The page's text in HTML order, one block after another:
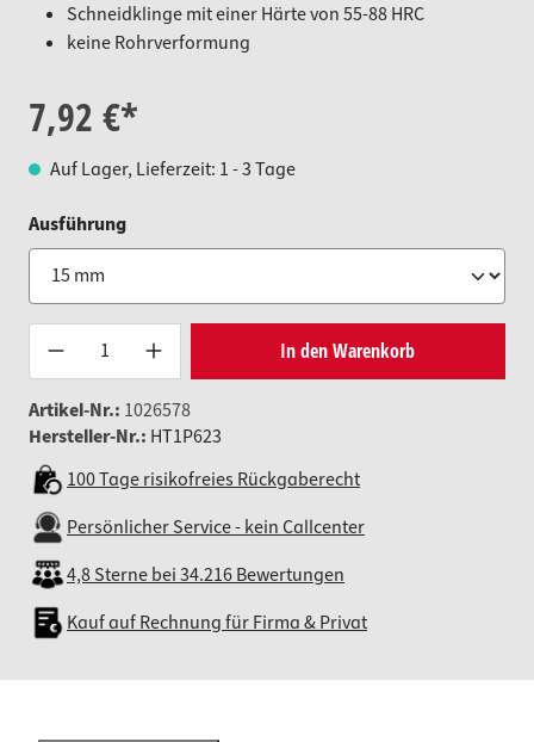
Schneidklinge mit einer Härte von 55-88 HRC
keine Rohrverformung
7,92 €*
Auf Lager, Lieferzeit: 1 - 3 Tage
Ausführungauswählen
Produkt Anzahl: Gib den
In den Warenkorb
Artikel-Nr.: 1026578
Hersteller-Nr.: HT1P623
100 Tage risikofreies Rückgaberecht
Persönlicher Service - kein Callcenter
4,8 Sterne bei 34.216 Bewertungen
Kauf auf Rechnung für Firma & Privat